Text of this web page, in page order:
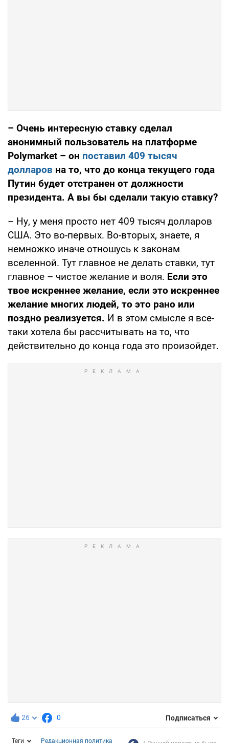
– Очень интересную ставку сделал
анонимный пользователь на платформе
Polymarket – он поставил 409 тысяч
долларов на то, что до конца текущего года
Путин будет отстранен от должности
президента. А вы бы сделали такую ставку?
– Ну, у меня просто нет 409 тысяч долларов
США. Это во-первых. Во-вторых, знаете, я
немножко иначе отношусь к законам
вселенной. Тут главное не делать ставки, тут
главное – чистое желание и воля. Если это
твое искреннее желание, если это искреннее
желание многих людей, то это рано или
поздно реализуется. И в этом смысле я все-
таки хотела бы рассчитывать на то, что
действительно до конца года это произойдет.
26 0 Подписаться
Теги Редакционная политика